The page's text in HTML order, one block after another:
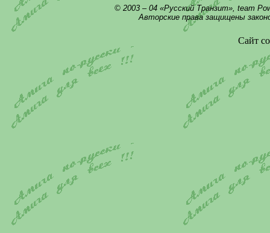
© 2003 – 04 «Русский Транзит», team
Авторские права защищены
Сайт